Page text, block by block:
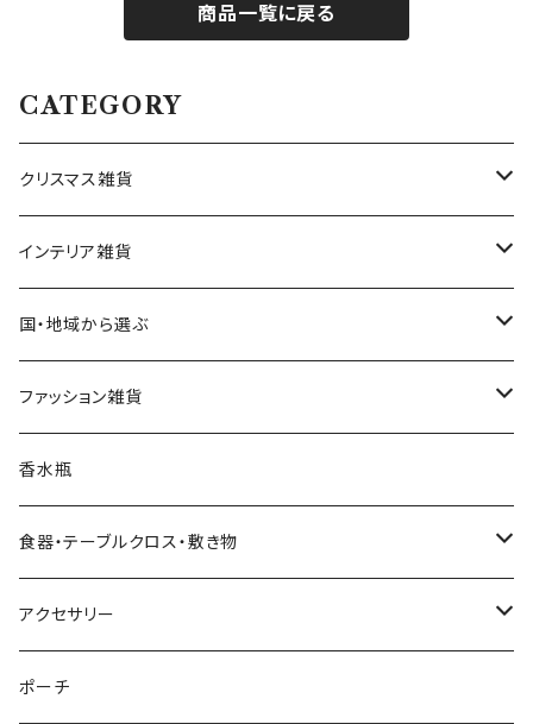
商品一覧に戻る
CATEGORY
クリスマス雑貨
ハワイアンクリスマス雑貨
クリスマスツリー
ヌードツリー（飾りなし）
そのまま飾れるツリー
クリスマスオーナメント・飾り
くるみ割り人形オーナメント
不思議の国のアリスオーナメント
クリスマスオブジェ・置物
スノードーム
スノードーム（LEDライト付き）
クリスマスリース
クリスマスミュージックオブジェ（音楽付きオブジェ）
オルゴールタイプ
クリスマスイルミネーションライト
インテリア雑貨
置物・オブジェ
小物入れ・小物置き
スマホスタンド
ウォールアート（壁飾り）
ジュエリースタンド
キャンドルスタンド
国・地域から選ぶ
イタリア
チェコ
オランダ
ハワイ
ネパール
ファッション雑貨
ピアス
腕時計
バッグ
ミニトートバッグ
スリッパ
香水瓶
食器・テーブルクロス・敷き物
カップ・ソーサー
お皿（プレート）
アクセサリー
ピアス
ポーチ